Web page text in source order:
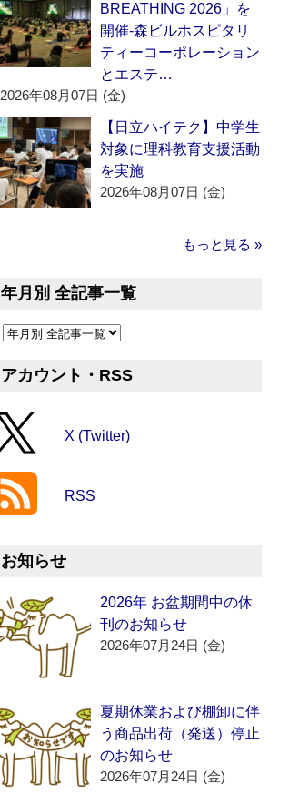
BREATHING 2026」を
開催‐森ビルホスピタリ
ティーコーポレーション
とエステ…
2026年08月07日 (金)
【日立ハイテク】中学生
対象に理科教育支援活動
を実施
2026年08月07日 (金)
もっと見る »
年月別 全記事一覧
アカウント・RSS
X (Twitter)
RSS
お知らせ
2026年 お盆期間中の休
刊のお知らせ
2026年07月24日 (金)
夏期休業および棚卸に伴
う商品出荷（発送）停止
のお知らせ
2026年07月24日 (金)